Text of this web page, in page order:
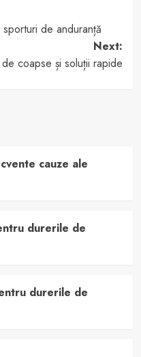
de anduranță
Next:
coapse și soluții rapide
cauze ale
durerile de
durerile de